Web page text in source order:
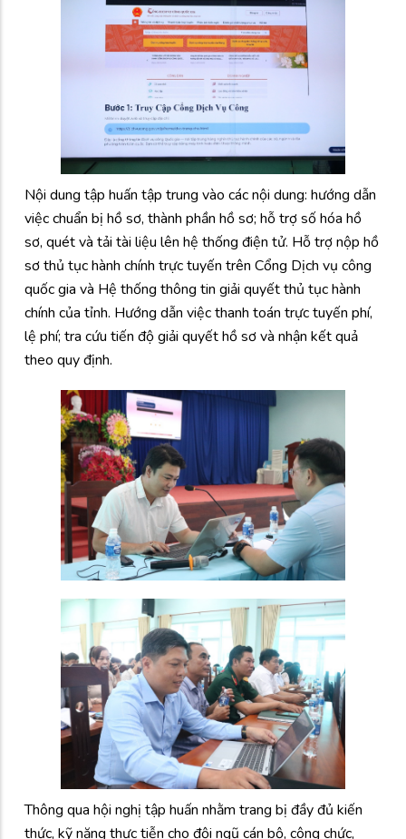
Nội dung tập huấn tập trung vào các nội dung: hướng dẫn
việc chuẩn bị hồ sơ, thành phần hồ sơ; hỗ trợ số hóa hồ
sơ, quét và tải tài liệu lên hệ thống điện tử. Hỗ trợ nộp hồ
sơ thủ tục hành chính trực tuyến trên Cổng Dịch vụ công
quốc gia và Hệ thống thông tin giải quyết thủ tục hành
chính của tỉnh. Hướng dẫn việc thanh toán trực tuyến phí,
lệ phí; tra cứu tiến độ giải quyết hồ sơ và nhận kết quả
theo quy định.
Thông qua hội nghị tập huấn nhằm trang bị đầy đủ kiến
thức, kỹ năng thực tiễn cho đội ngũ cán bộ, công chức,